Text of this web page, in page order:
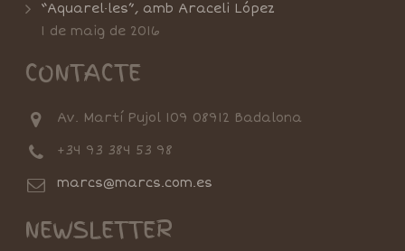
“Aquarel·les”, amb Araceli López
1 de maig de 2016
CONTACTE
Av. Martí Pujol 109 08912 Badalona
+34 93 384 53 98
marcs@marcs.com.es
NEWSLETTER